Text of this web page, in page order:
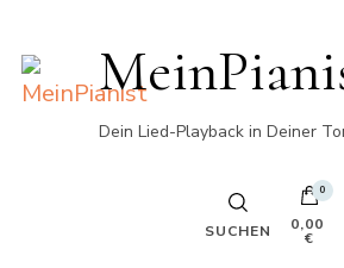
Dein Lied-Playback in Deiner
SUCHEN
0
0,00
€